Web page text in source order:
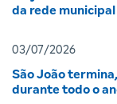
da rede
03/07/2026
São João
durante todo o